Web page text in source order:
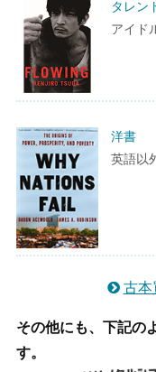
タレン
アイド
洋書
英語以
古本
その他にも、下記の
す。